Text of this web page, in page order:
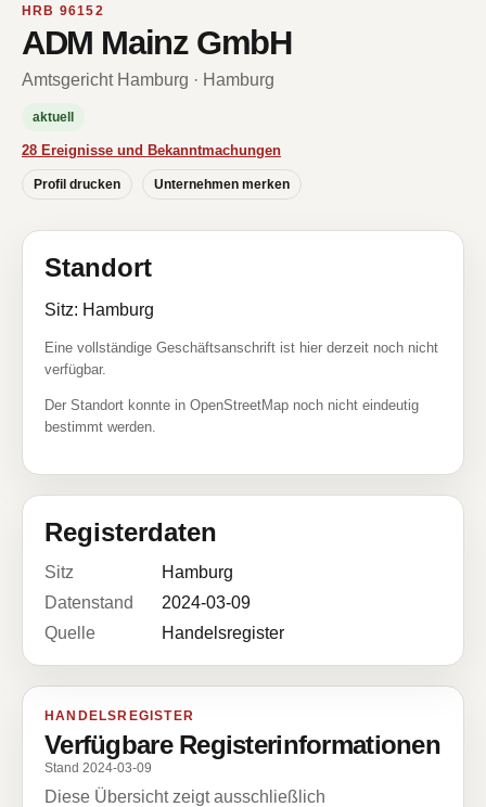
HRB 96152
ADM Mainz GmbH
Amtsgericht Hamburg · Hamburg
aktuell
28 Ereignisse und Bekanntmachungen
Profil drucken Unternehmen merken
Standort
Sitz: Hamburg
Eine vollständige Geschäftsanschrift ist hier derzeit noch nicht
verfügbar.
Der Standort konnte in OpenStreetMap noch nicht eindeutig
bestimmt werden.
Registerdaten
Sitz
Hamburg
Datenstand
2024-03-09
Quelle
Handelsregister
HANDELSREGISTER
Verfügbare Registerinformationen
Stand 2024-03-09
Diese Übersicht zeigt ausschließlich